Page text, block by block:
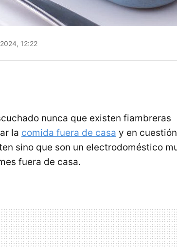
12:22
nunca que existen fiambreras
la comida fuera de casa y en
sino que son un electrodoméstico
fuera de casa.